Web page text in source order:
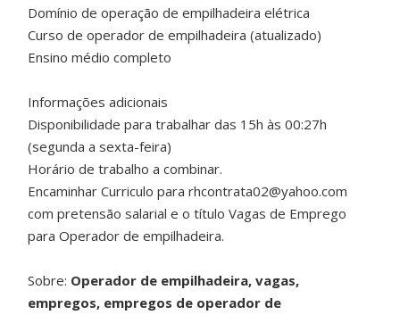
Domínio de operação de empilhadeira elétrica
Curso de operador de empilhadeira (atualizado)
Ensino médio completo
Informações adicionais
Disponibilidade para trabalhar das 15h às 00:27h
(segunda a sexta-feira)
Horário de trabalho a combinar.
Encaminhar Curriculo para rhcontrata02@yahoo.com
com pretensão salarial e o título Vagas de Emprego
para Operador de empilhadeira.
Sobre: Operador de empilhadeira, vagas,
empregos, empregos de operador de